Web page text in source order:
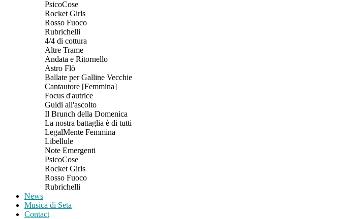
PsicoCose
Rocket Girls
Rosso Fuoco
Rubrichelli
4/4 di cottura
Altre Trame
Andata e Ritornello
Astro Flò
Ballate per Galline Vecchie
Cantautore [Femmina]
Focus d'autrice
Guidi all'ascolto
Il Brunch della Domenica
La nostra battaglia è di tutti
LegalMente Femmina
Libellule
Note Emergenti
PsicoCose
Rocket Girls
Rosso Fuoco
Rubrichelli
News
Musica di Seta
Contact